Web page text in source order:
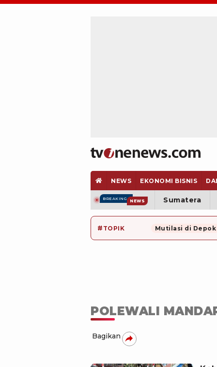
NEWS EKONOMI BISNIS
BREAKING NEWS Sumatera
# TOPIK Mutilasi di Depok
POLEWALI
Bagikan